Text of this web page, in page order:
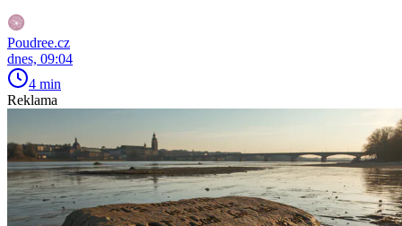
Poudree.cz
dnes, 09:04
4 min
Reklama